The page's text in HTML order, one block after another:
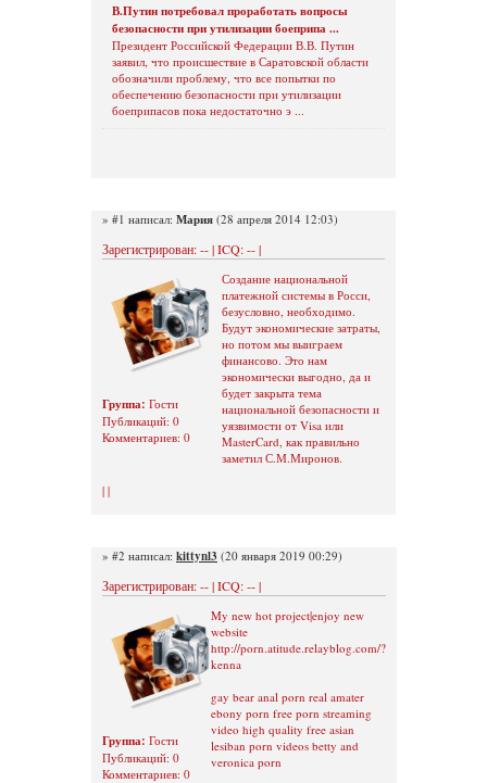
В.Путин потребовал проработать вопросы
безопасности при утилизации боеприпа ...
Президент Российской Федерации В.В. Путин
заявил, что происшествие в Саратовской области
обозначили проблему, что все попытки по
обеспечению безопасности при утилизации
боеприпасов пока недостаточно э ...
» #1 написал: Мария (28 апреля 2014 12:03)
Зарегистрирован: -- | ICQ: -- |
Группа: Гости
Публикаций: 0
Комментариев: 0
Создание национальной
платежной системы в Росси,
безусловно, необходимо.
Будут экономические затраты,
но потом мы выиграем
финансово. Это нам
экономически выгодно, да и
будет закрыта тема
национальной безопасности и
уязвимости от Visa или
MasterCard, как правильно
заметил С.М.Миронов.
| |
» #2 написал: kittynl3 (20 января 2019 00:29)
Зарегистрирован: -- | ICQ: -- |
Группа: Гости
Публикаций: 0
Комментариев: 0
My new hot project|enjoy new
website
http://porn.atitude.relayblog.com/?
kenna
gay bear anal porn real amater
ebony porn free porn streaming
video high quality free asian
lesiban porn videos betty and
veronica porn